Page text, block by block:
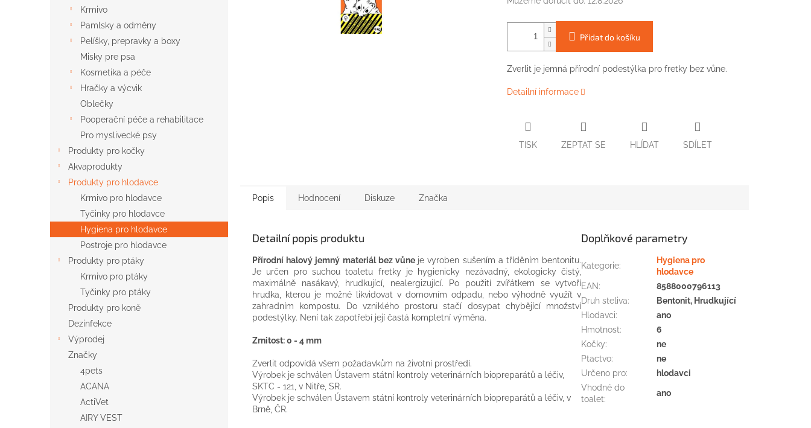
Krmivo
Pamlsky a odměny
Pelíšky, prepravky a boxy
Misky pre psa
Kosmetika a péče
Hračky a výcvik
Oblečky
Pooperační péče a rehabilitace
Pro myslivecké psy
Produkty pro kočky
Akvaprodukty
Produkty pro hlodavce
Krmivo pro hlodavce
Tyčinky pro hlodavce
Hygiena pro hlodavce
Postroje pro hlodavce
Produkty pro ptáky
Krmivo pro ptáky
Tyčinky pro ptáky
Produkty pro koně
Dezinfekce
Výprodej
Značky
4pets
ACANA
ActiVet
AIRY VEST
Přidat do košíku
Zverlit je jemná přírodní podestýlka pro fretky bez vůne.
Detailní informace
TISK ZEPTAT SE HLÍDAT SDÍLET
Popis Hodnocení Diskuze Značka
Detailní popis produktu
Přírodní halový jemný materiál bez vůne je vyroben sušením a tříděním bentonitu.
Je určen pro suchou toaletu fretky je hygienicky nezávadný, ekologicky čistý,
maximálně nasákavý, hrudkující, nealergizující. Po použití zvířátkem se vytvoří
hrudka, kterou je možné likvidovat v domovním odpadu, nebo výhodně využít v
zahradním kompostu. Do vzniklého prostoru stačí dosypat chybějící množství
podestýlky. Není tak zapotřebí její častá kompletní výměna.
Zrnitost: 0 - 4 mm
Zverlit odpovídá všem požadavkům na životní prostředí.
Výrobek je schválen Ústavem státní kontroly veterinárních biopreparátů a léčiv,
SKTC - 121, v Nitře, SR.
Výrobek je schválen Ústavem státní kontroly veterinárních biopreparátů a léčiv, v
Brně, ČR.
Doplňkové parametry
Kategorie:
Hygiena pro
hlodavce
EAN:
8588000796113
Druh steliva:
Bentonit, Hrudkující
Hlodavci:
ano
Hmotnost:
6
Kočky:
ne
Ptactvo:
ne
Určeno pro:
hlodavci
Vhodné do
toalet:
ano